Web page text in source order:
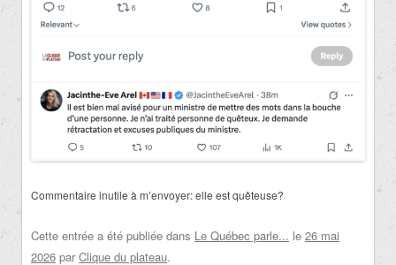
Commentaire inutile à m’envoyer: elle est quêteuse?
Cette entrée a été publiée dans Le Québec parle... le 26 mai
2026 par Clique du plateau.